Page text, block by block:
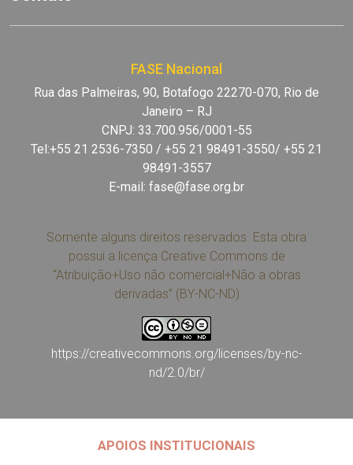
FASE Nacional
Rua das Palmeiras, 90, Botafogo 22270-070, Rio de
Janeiro – RJ
CNPJ: 33.700.956/0001-55
Tel:+55 21 2536-7350 / +55 21 98491-3550/ +55 21
98491-3557
E-mail: fase@fase.org.br
Somente alguns direitos reservados. Esta obra
possui a licença Creative Commons de
“Atribuição+Uso não comercial+Não a obras
derivadas” (BY-NC-ND)
https://creativecommons.org/licenses/by-nc-
nd/2.0/br/
APOIOS INSTITUCIONAIS